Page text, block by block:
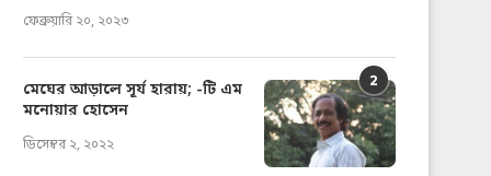
ফেব্রুয়ারি ২০, ২০২৩
2
মেঘের আড়ালে সূর্য হারায়; -টি এম
মনোয়ার হোসেন
ডিসেম্বর ২, ২০২২